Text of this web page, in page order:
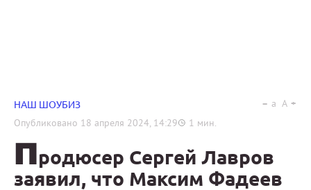
НАШ ШОУБИЗ
Опубликовано 18 апреля 2024, 14:29 1 мин.
a A
Продюсер Сергей Лавров
заявил, что Максим Фадеев